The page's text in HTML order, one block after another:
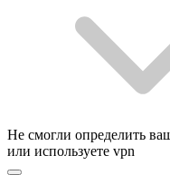
Не смогли определить
или используете vpn